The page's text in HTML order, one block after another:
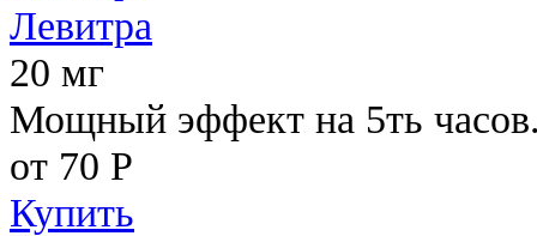
Левитра
20 мг
Мощный эффект на 5ть
от 70 Р
Купить